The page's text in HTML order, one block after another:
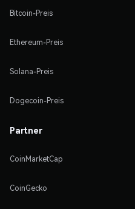
Bitcoin-Preis
Ethereum-Preis
Solana-Preis
Dogecoin-Preis
Partner
CoinMarketCap
CoinGecko